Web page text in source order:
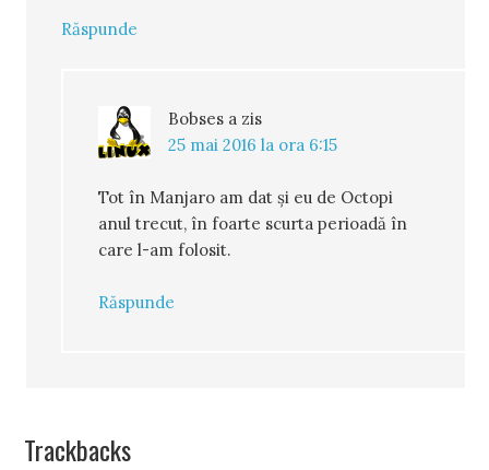
Răspunde
Bobses a zis
25 mai 2016 la ora 6:15
Tot în Manjaro am dat și eu de Octopi
anul trecut, în foarte scurta perioadă în
care l-am folosit.
Răspunde
Trackbacks